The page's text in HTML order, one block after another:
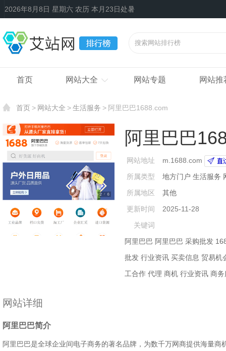
2026年8月8日 星期六 农历 本月23日处暑
首页 网站大全 网站专题 网站推
首页 网站大全 生活服务 阿里巴巴1688.com
阿里巴巴
网站地址
m.1688.com
所属类型
地方门户 生活服务
所属地区
其他
更新时间
2025-11-28
关键词
阿里巴巴 阿里巴巴 采购批发
批发 行业资讯 买卖信息 贸易机
工合作 代理 商机 行业资讯 商务
网站详细
阿里巴巴简介
阿里巴巴是全球企业间电子商务的著名品牌，为数千万网商提供海量